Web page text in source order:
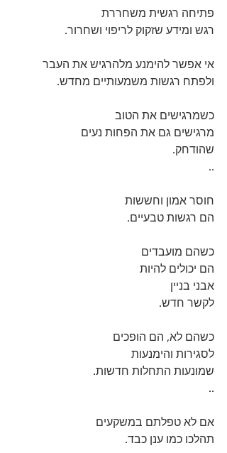
פתיחה רגשית משחררת
רגש ומידע שזקוק לריפוי ושחרור.
אי אפשר להימנע מלהרגיש את העבר
ולפתח רגשות משמעותיים מחדש.
כשמרגישים את הטוב
מרגישים גם את הפחות נעים
שהודחק.
..
חוסר אמון וחששות
הם רגשות טבעיים.
כשהם מועבדים
הם יכולים להיות
אבני בניין
לקשר חדש.
כשהם לא, הם הופכים
לסגירות והימנעות
שמונעות התחלות חדשות.
..
אם לא טפלתם במשקעים
תהלכו כמו ענן כבד.